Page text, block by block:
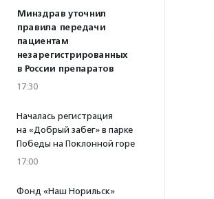
Минздрав уточнил
правила передачи
пациентам
незарегистрированных
в России препаратов
17:30
Началась регистрация
на «Добрый забег» в парке
Победы на Поклонной горе
17:00
Фонд «Наш Норильск»